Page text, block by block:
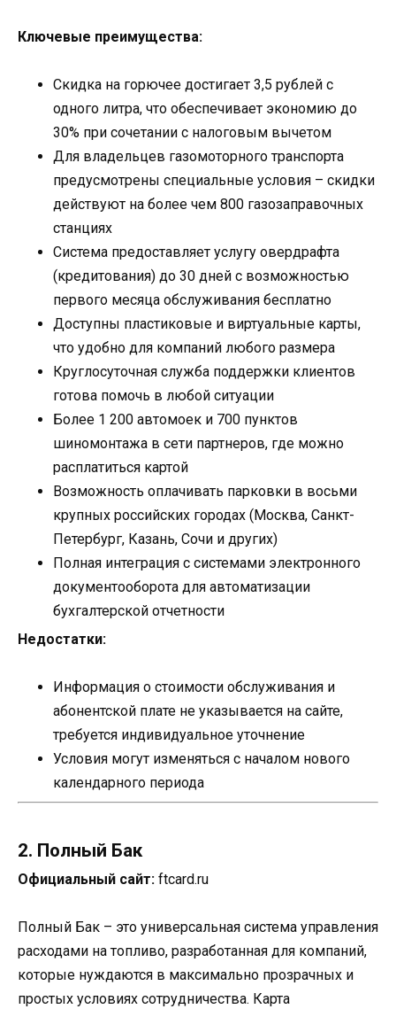
Ключевые преимущества:
Скидка на горючее достигает 3,5 рублей с
одного литра, что обеспечивает экономию до
30% при сочетании с налоговым вычетом
Для владельцев газомоторного транспорта
предусмотрены специальные условия – скидки
действуют на более чем 800 газозаправочных
станциях
Система предоставляет услугу овердрафта
(кредитования) до 30 дней с возможностью
первого месяца обслуживания бесплатно
Доступны пластиковые и виртуальные карты,
что удобно для компаний любого размера
Круглосуточная служба поддержки клиентов
готова помочь в любой ситуации
Более 1 200 автомоек и 700 пунктов
шиномонтажа в сети партнеров, где можно
расплатиться картой
Возможность оплачивать парковки в восьми
крупных российских городах (Москва, Санкт-
Петербург, Казань, Сочи и других)
Полная интеграция с системами электронного
документооборота для автоматизации
бухгалтерской отчетности
Недостатки:
Информация о стоимости обслуживания и
абонентской плате не указывается на сайте,
требуется индивидуальное уточнение
Условия могут изменяться с началом нового
календарного периода
2. Полный Бак
Официальный сайт: ftcard.ru
Полный Бак – это универсальная система управления
расходами на топливо, разработанная для компаний,
которые нуждаются в максимально прозрачных и
простых условиях сотрудничества. Карта